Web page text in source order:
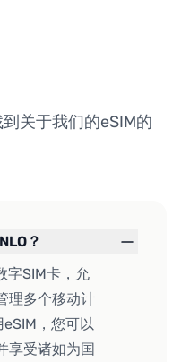
关于我们的eSIM的
？
字SIM卡，允
理多个移动计
，您可以
享受诸如为国